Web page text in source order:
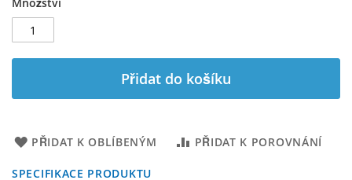
Přidat do košíku
PŘIDAT K OBLÍBENÝM PŘIDAT K POROVNÁNÍ
SPECIFIKACE PRODUKTU